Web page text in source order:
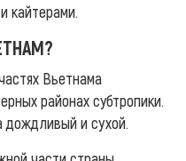
кайтерами.
Вьетнама
районах субтропики.
дождливый и сухой.